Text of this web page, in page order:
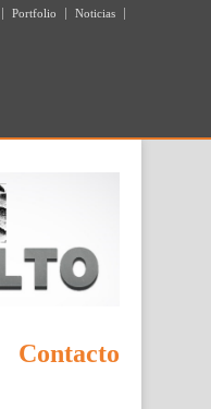
Portfolio
Noticias
Contacto